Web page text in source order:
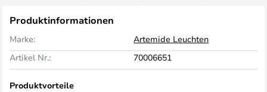
Produktinformationen
Marke:
Artemide Leuchten
Artikel Nr.:
70006651
Produktvorteile